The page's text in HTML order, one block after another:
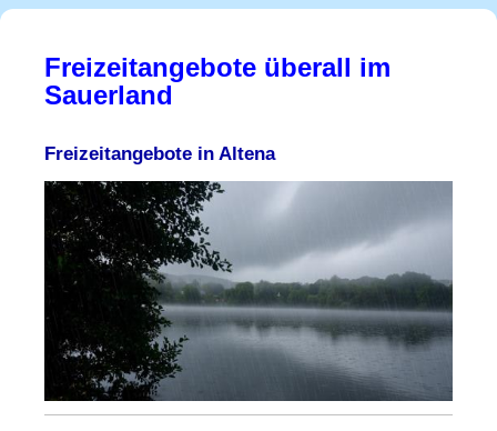
Freizeitangebote überall im
Sauerland
Freizeitangebote in Altena